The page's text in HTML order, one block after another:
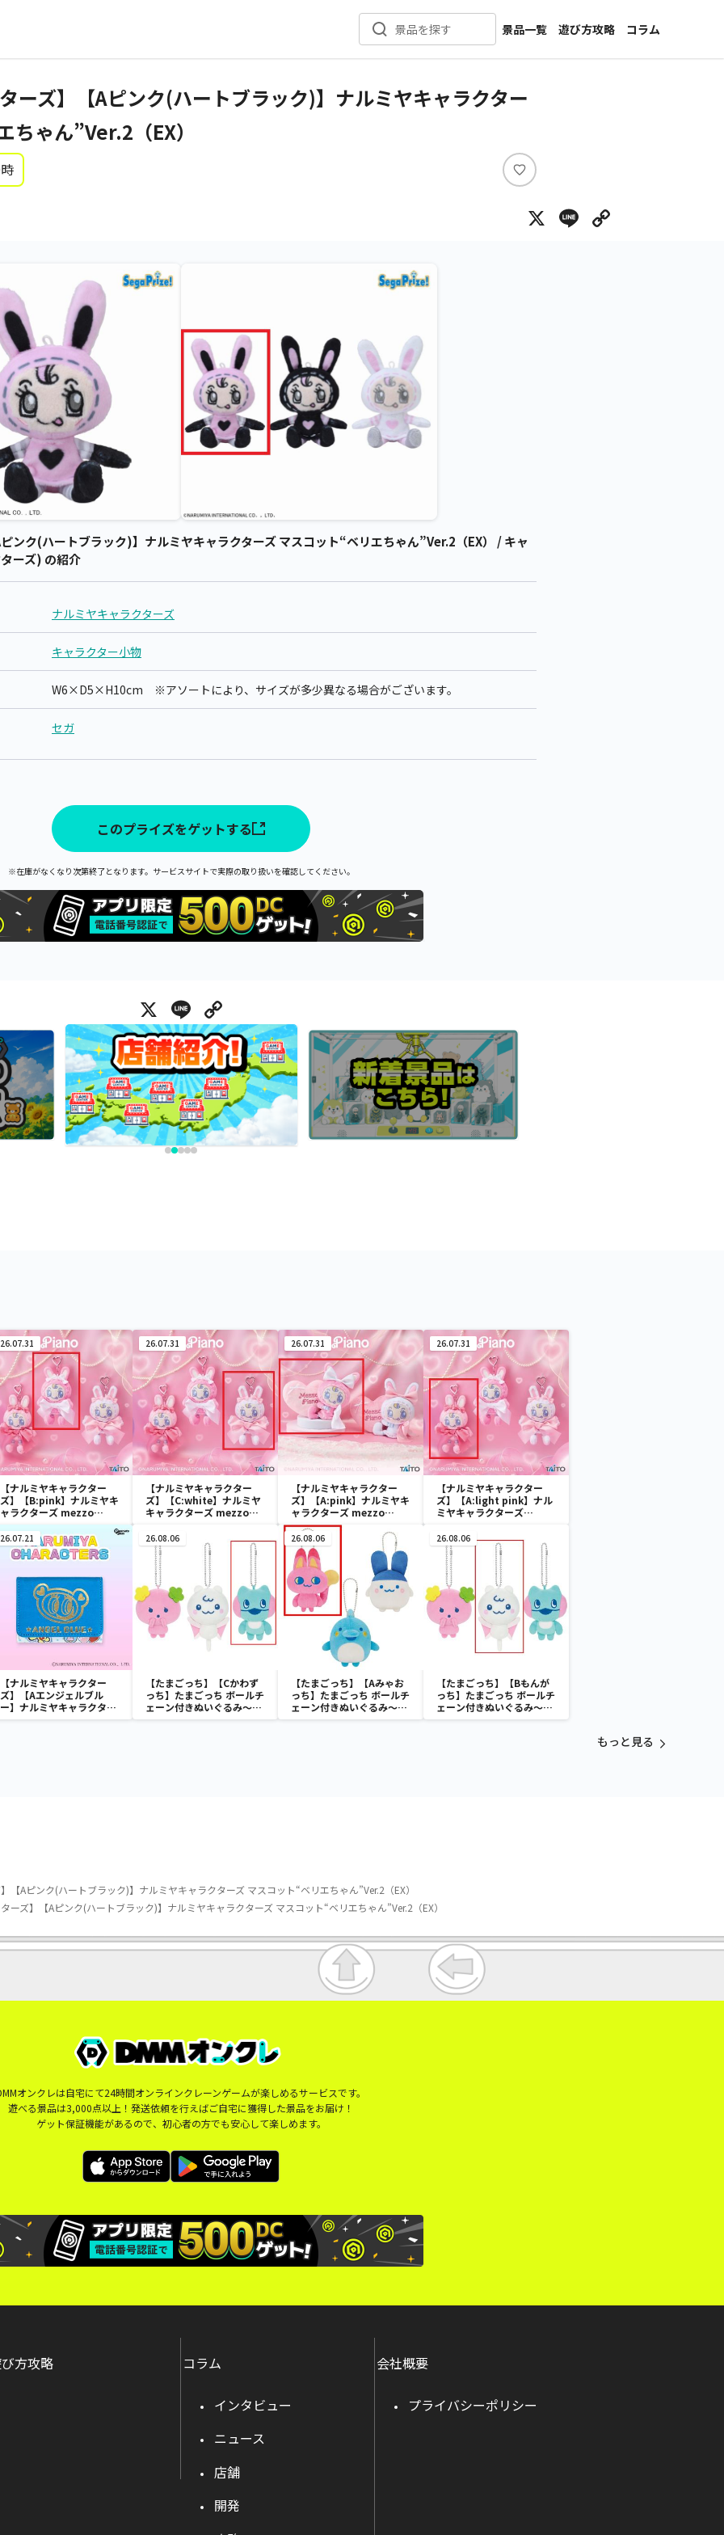
景品を探す
景品一覧
新着景品
遊び方攻略
コラム
インタビュー
ーズ】【Aピンク(ハートブラック)】ナルミヤキャラクター
ちゃん”Ver.2（EX）
い
ね
X Line
ンク(ハートブラック)】ナルミヤキャラクターズ マスコット“ベリエちゃん”Ver.2（EX） / キャ
ーズ) の紹介
ナルミヤキャラクターズ
キャラクター小物
W6×D5×H10cm ※アソートにより、サイズが多少異なる場合がございます。
セガ
このプライズをゲットする
※在庫がなくなり次第終了となります。サービスサイトで実際の取り扱いを確認してください。
X Line
26.07.31
【ナルミヤキャラクター
ズ】【B:pink】ナルミヤキ
ャラクターズ mezzo
piano ぬいぐるみマスコッ
ト ～Ribbon～
26.07.31
【ナルミヤキャラクター
ズ】【C:white】ナルミヤ
キャラクターズ mezzo
ト ～Ribbon～
26.07.31
【ナルミヤキャラクター
ズ】【A:pink】ナルミヤキ
ャラクターズ mezzo
piano withぬいぐるみ ～
Ribbon～
26.07.31
【ナルミヤキャラクター
ズ】【A:light pink】ナル
ミヤキャラクターズ
マスコット ～Ribbon～
26.07.21
【ナルミヤキャラクター
ズ】【Aエンジェルブル
ー】ナルミヤキャラクター
ズ ミニウォレット
26.08.06
【たまごっち】【Cかわず
っち】たまごっち ボールチ
ェーン付きぬいぐるみ～
Tamagotchi Paradise～
26.08.06
【たまごっち】【Aみゃお
っち】たまごっち ボールチ
ェーン付きぬいぐるみ～
Tamagotchi Paradise～
26.08.06
【たまごっち】【Bもんが
っち】たまごっち ボールチ
ェーン付きぬいぐるみ～
Tamagotchi Paradise～
もっと見る
【Aピンク(ハートブラック)】ナルミヤキャラクターズ マスコット“ベリエちゃん”Ver.2（EX）
ーズ】【Aピンク(ハートブラック)】ナルミヤキャラクターズ マスコット“ベリエちゃん”Ver.2（EX）
オンクレは自宅にて24時間オンラインクレーンゲームが楽しめるサービスです。
遊べる景品は3,000点以上！発送依頼を行えばご自宅に獲得した景品をお届け！
ゲット保証機能があるので、初心者の方でも安心して楽しめます。
方攻略 コラム
インタビュー
ニュース
店舗
開発
会社概要
プライバシーポリシー